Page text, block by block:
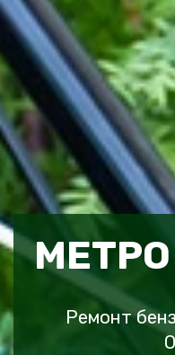
Ремонт